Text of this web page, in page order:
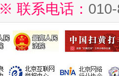
※ 联系电话：